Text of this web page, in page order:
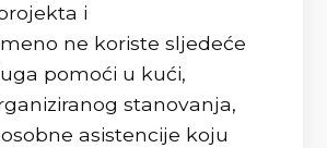
i
ne koriste sljedeće
pomoći u kući,
stanovanja,
asistencije koju